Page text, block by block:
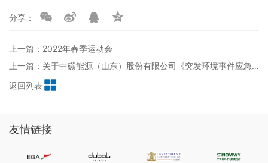
分享：
上一篇：2022年春季运动会
返回列表
上一篇：关于中碳能源（山东）股份有限公司《突发环境事件应急预案》的公示
友情链接